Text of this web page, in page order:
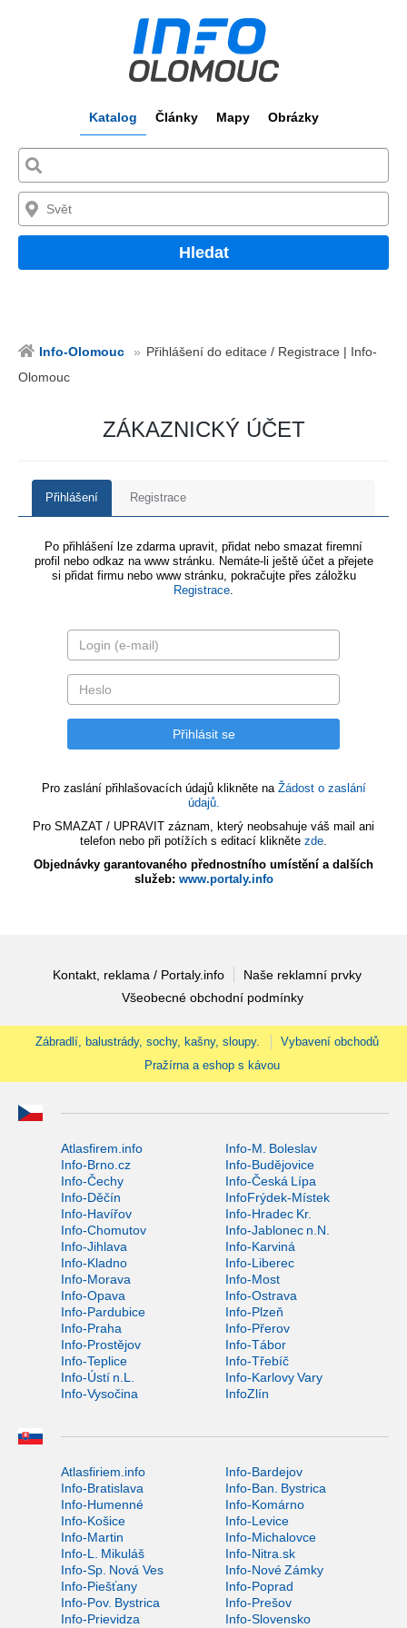
Katalog Články Mapy Obrázky
Hledat
Info-Olomouc
Přihlášení do editace / Registrace | Info-
Olomouc
ZÁKAZNICKÝ ÚČET
Přihlášení Registrace
Po přihlášení lze zdarma upravit, přidat nebo smazat firemní
profil nebo odkaz na www stránku. Nemáte-li ještě účet a přejete
si přidat firmu nebo www stránku, pokračujte přes záložku
Registrace.
Pro zaslání přihlašovacích údajů klikněte na Žádost o zaslání
údajů.
Pro SMAZAT / UPRAVIT záznam, který neobsahuje váš mail ani
telefon nebo při potížích s editací klikněte zde.
Objednávky garantovaného přednostního umístění a dalších
služeb: www.portaly.info
Kontakt, reklama / Portaly.info
Naše reklamní prvky
Všeobecné obchodní podmínky
Zábradlí, balustrády, sochy, kašny, sloupy.
Vybavení obchodů
Pražírna a eshop s kávou
Atlasfirem.info
Info-M. Boleslav
Info-Brno.cz
Info-Budějovice
Info-Čechy
Info-Česká Lípa
Info-Děčín
InfoFrýdek-Místek
Info-Havířov
Info-Hradec Kr.
Info-Chomutov
Info-Jablonec n.N.
Info-Jihlava
Info-Karviná
Info-Kladno
Info-Liberec
Info-Morava
Info-Most
Info-Opava
Info-Ostrava
Info-Pardubice
Info-Plzeň
Info-Praha
Info-Přerov
Info-Prostějov
Info-Tábor
Info-Teplice
Info-Třebíč
Info-Ústí n.L.
Info-Karlovy Vary
Info-Vysočina
InfoZlín
Atlasfiriem.info
Info-Bardejov
Info-Bratislava
Info-Ban. Bystrica
Info-Humenné
Info-Komárno
Info-Košice
Info-Levice
Info-Martin
Info-Michalovce
Info-L. Mikuláš
Info-Nitra.sk
Info-Sp. Nová Ves
Info-Nové Zámky
Info-Piešťany
Info-Poprad
Info-Pov. Bystrica
Info-Prešov
Info-Prievidza
Info-Slovensko